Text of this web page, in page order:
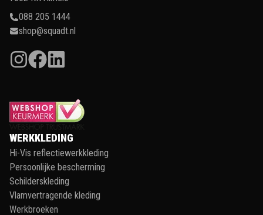
088 205 1444
shop@squadt.nl
WERKKLEDING
Hi-Vis reflectiewerkkleding
Persoonlijke bescherming
Schilderskleding
Vlamvertragende kleding
Werkbroeken